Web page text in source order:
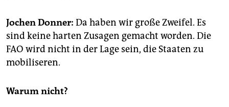
wahrheit
verlag
veranstaltungen
Jochen Donner: Da haben wir große Zweifel. Es
sind keine harten Zusagen gemacht worden. Die
FAO wird nicht in der Lage sein, die Staaten zu
mobiliseren.
Warum nicht?